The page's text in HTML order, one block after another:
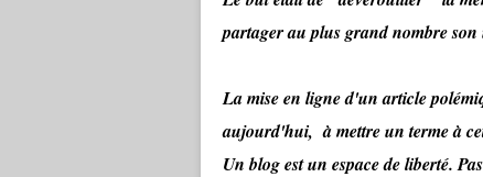
partager au plus grand nombre
La mise en ligne d'un article
aujourd'hui, à mettre un terme à
Un blog est un espace de liberté.